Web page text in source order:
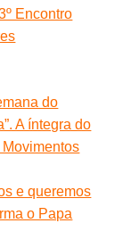
Encontro
do
A íntegra do
e queremos
o Papa